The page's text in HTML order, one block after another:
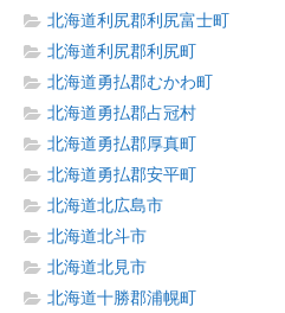
北海道利尻郡利尻富士町
北海道利尻郡利尻町
北海道勇払郡むかわ町
北海道勇払郡占冠村
北海道勇払郡厚真町
北海道勇払郡安平町
北海道北広島市
北海道北斗市
北海道北見市
北海道十勝郡浦幌町